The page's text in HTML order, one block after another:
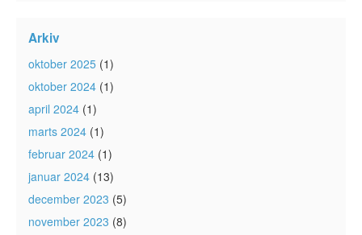
Arkiv
oktober 2025 (1)
oktober 2024 (1)
april 2024 (1)
marts 2024 (1)
februar 2024 (1)
januar 2024 (13)
december 2023 (5)
november 2023 (8)